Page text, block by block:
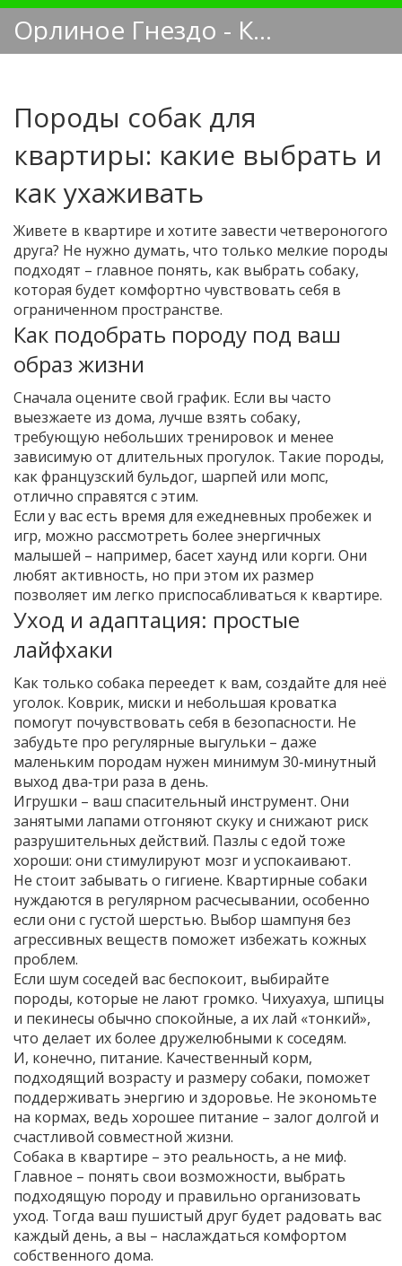
Орлиное Гнездо - Кинологический блог
Породы собак для
квартиры: какие выбрать и
как ухаживать
Живете в квартире и хотите завести четвероногого
друга? Не нужно думать, что только мелкие породы
подходят – главное понять, как выбрать собаку,
которая будет комфортно чувствовать себя в
ограниченном пространстве.
Как подобрать породу под ваш
образ жизни
Сначала оцените свой график. Если вы часто
выезжаете из дома, лучше взять собаку,
требующую небольших тренировок и менее
зависимую от длительных прогулок. Такие породы,
как французский бульдог, шарпей или мопс,
отлично справятся с этим.
Если у вас есть время для ежедневных пробежек и
игр, можно рассмотреть более энергичных
малышей – например, басет хаунд или корги. Они
любят активность, но при этом их размер
позволяет им легко приспосабливаться к квартире.
Уход и адаптация: простые
лайфхаки
Как только собака переедет к вам, создайте для неё
уголок. Коврик, миски и небольшая кроватка
помогут почувствовать себя в безопасности. Не
забудьте про регулярные выгульки – даже
маленьким породам нужен минимум 30‑минутный
выход два‑три раза в день.
Игрушки – ваш спасительный инструмент. Они
занятыми лапами отгоняют скуку и снижают риск
разрушительных действий. Пазлы с едой тоже
хороши: они стимулируют мозг и успокаивают.
Не стоит забывать о гигиене. Квартирные собаки
нуждаются в регулярном расчесывании, особенно
если они с густой шерстью. Выбор шампуня без
агрессивных веществ поможет избежать кожных
проблем.
Если шум соседей вас беспокоит, выбирайте
породы, которые не лают громко. Чихуахуа, шпицы
и пекинесы обычно спокойные, а их лай «тонкий»,
что делает их более дружелюбными к соседям.
И, конечно, питание. Качественный корм,
подходящий возрасту и размеру собаки, поможет
поддерживать энергию и здоровье. Не экономьте
на кормах, ведь хорошее питание – залог долгой и
счастливой совместной жизни.
Собака в квартире – это реальность, а не миф.
Главное – понять свои возможности, выбрать
подходящую породу и правильно организовать
уход. Тогда ваш пушистый друг будет радовать вас
каждый день, а вы – наслаждаться комфортом
собственного дома.